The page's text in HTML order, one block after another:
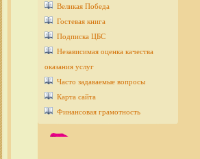
Великая Победа
Гостевая книга
Подписка ЦБС
Независимая оценка качества
оказания услуг
Часто задаваемые вопросы
Карта сайта
Финансовая грамотность